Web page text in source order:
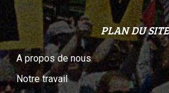
PLAN DU SITE
A propos de nous
Notre travail